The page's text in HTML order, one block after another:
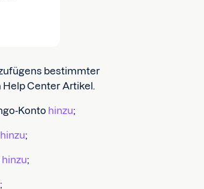
bestimmter
Help Center Artikel.
Konto hinzu;
hinzu;
hinzu;
;